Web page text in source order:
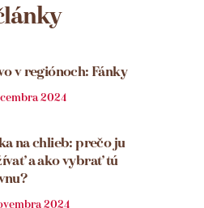
v regiónoch: Fánky
2024
na chlieb: prečo ju
a ako vybrať tú
2024